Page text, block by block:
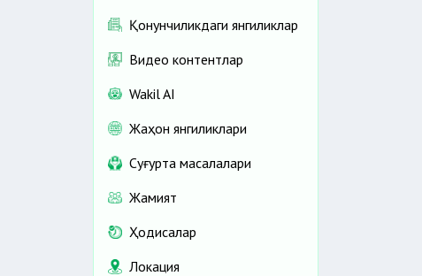
Қонунчиликдаги янгиликлар
Видео контентлар
Wakil AI
Жаҳон янгиликлари
Cуғурта масалалари
Жамият
Ҳодисалар
Локация